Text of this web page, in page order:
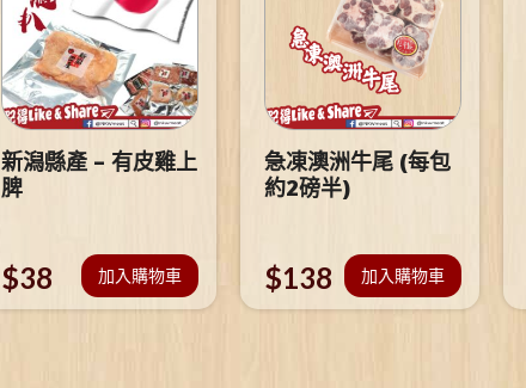
新潟縣產 – 有皮雞上
脾
$38 加入購物車
急凍澳洲牛尾 (每包
約2磅半)
$138 加入購物車